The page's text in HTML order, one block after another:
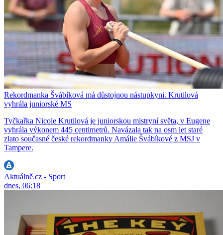
Rekordmanka Švábíková má důstojnou nástupkyni. Krutilová
vyhrála juniorské MS
Tyčkařka Nicole Krutilová je juniorskou mistryní světa, v Eugene
vyhrála výkonem 445 centimetrů. Navázala tak na osm let staré
zlato současné české rekordmanky Amálie Švábíkové z MSJ v
Tampere.
Aktuálně.cz - Sport
dnes, 06:18